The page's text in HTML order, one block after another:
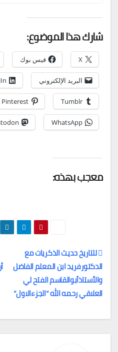
شارك هذا الموضوع:
X فيس بوك
البريد الإلكتروني
Tumblr
Pinterest
WhatsApp
معجب بهذه:
تصفّح
المقالات
للتاريخ حديث الذكريات مع
الدكتورفريد ابن المعلم الفاضل
والأستاذأبوالقاسم الفتح لي
العلاقي رحمه الله “الجزءالاول”